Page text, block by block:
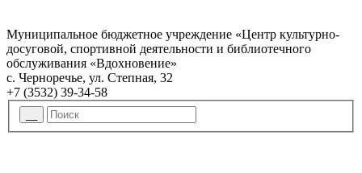
Муниципальное бюджетное учреждение «Центр культурно-
досуговой, спортивной деятельности и библиотечного
обслуживания «Вдохновение»
с. Черноречье, ул. Степная, 32
+7 (3532) 39-34-58